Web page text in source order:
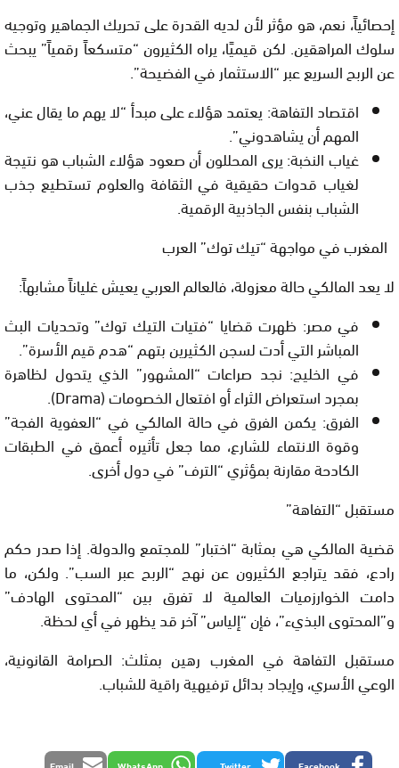
إحصائياً، نعم، هو مؤثر لأن لديه القدرة على تحريك الجماهير وتوجيه
سلوك المراهقين. لكن قيميًا، يراه الكثيرون “متسكعاً رقمياً” يبحث
عن الربح السريع عبر “الاستثمار في الفضيحة”.
اقتصاد التفاهة: يعتمد هؤلاء على مبدأ “لا يهم ما يقال عني،
المهم أن يشاهدوني”.
غياب النخبة:يرى المحللون أن صعود هؤلاء الشباب هو نتيجة
لغياب قدوات حقيقية في الثقافة والعلوم تستطيع جذب
الشباب بنفس الجاذبية الرقمية.
المغرب في مواجهة “تيك توك” العرب
لا يعد المالكي حالة معزولة، فالعالم العربي يعيش غلياناً مشابهاً:
في مصر: ظهرت قضايا “فتيات التيك توك” وتحديات البث
المباشر التي أدت لسجن الكثيرين بتهم “هدم قيم الأسرة”.
في الخليج: نجد صراعات “المشهور” الذي يتحول لظاهرة
بمجرد استعراض الثراء أو افتعال الخصومات (Drama).
الفرق: يكمن الفرق في حالة المالكي في “العفوية الفجة”
وقوة الانتماء للشارع، مما جعل تأثيره أعمق في الطبقات
الكادحة مقارنة بمؤثري “الترف” في دول أخرى.
مستقبل “التفاهة”
قضية المالكي هي بمثابة “اختبار” للمجتمع والدولة. إذا صدر حكم
رادع، فقد يتراجع الكثيرون عن نهج “الربح عبر السب”. ولكن، ما
دامت الخوارزميات العالمية لا تفرق بين “المحتوى الهادف”
و”المحتوى البذيء”، فإن “إلياس” آخر قد يظهر في أي لحظة.
مستقبل التفاهة في المغرب رهين بمثلث: الصرامة القانونية،
الوعي الأسري، وإيجاد بدائل ترفيهية راقية للشباب.